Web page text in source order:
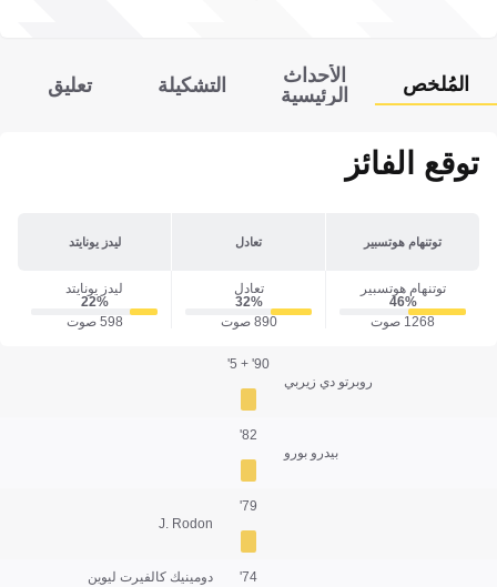
المُلخص
الأحداث
الرئيسية
التشكيلة تعليق
توقع الفائز
توتنهام هوتسبير تعادل ليدز يونايتد
توتنهام هوتسبير
46‎%‎
1268 صوت
تعادل
32‎%‎
890 صوت
ليدز يونايتد
22‎%‎
598 صوت
روبرتو دي زيربي
90' + 5'
بيدرو بورو
82'
J. Rodon
79'
دومينيك كالفيرت ليوين 74'